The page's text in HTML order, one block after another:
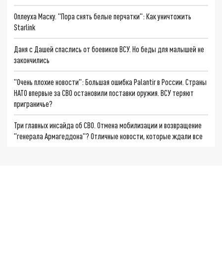
Оплеуха Маску. "Пора снять белые перчатки": Как уничтожить
Starlink
Даня с Дашей спаслись от боевиков ВСУ. Но беды для малышей не
закончились
"Очень плохие новости": Большая ошибка Palantir в России. Страны
НАТО впервые за СВО остановили поставки оружия. ВСУ теряют
приграничье?
Три главных инсайда об СВО. Отмена мобилизации и возвращение
"генерала Армагеддона"? Отличные новости, которые ждали все